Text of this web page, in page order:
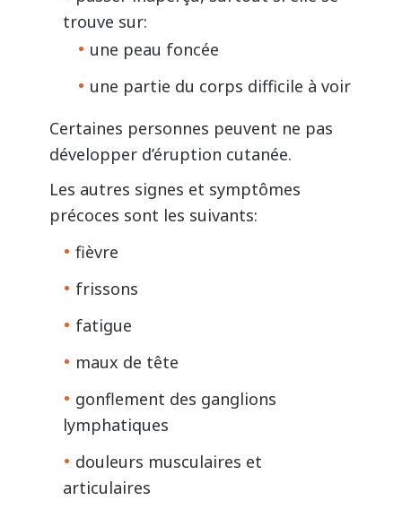
trouve sur:
une peau foncée
une partie du corps difficile à voir
Certaines personnes peuvent ne pas
développer d’éruption cutanée.
Les autres signes et symptômes
précoces sont les suivants:
fièvre
frissons
fatigue
maux de tête
gonflement des ganglions
lymphatiques
douleurs musculaires et
articulaires